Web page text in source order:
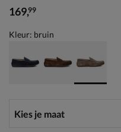
€ 169,99
169,99
Kleur: bruin